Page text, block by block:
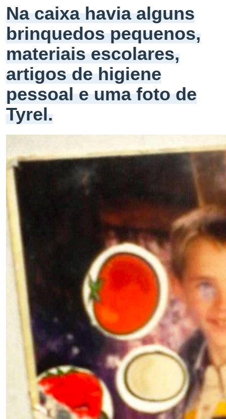
Na caixa havia alguns
brinquedos pequenos,
materiais escolares,
artigos de higiene
pessoal e uma foto de
Tyrel.